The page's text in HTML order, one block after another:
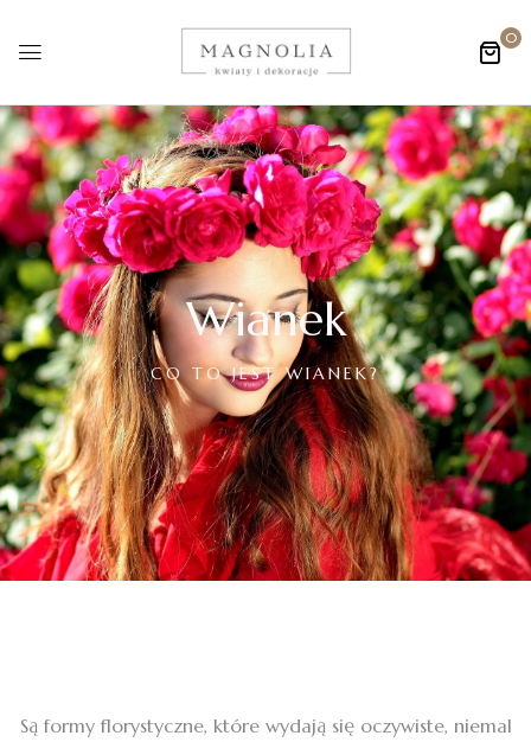
0
Wianek
CO TO JEST WIANEK?
Są formy florystyczne, które wydają się oczywiste, niemal